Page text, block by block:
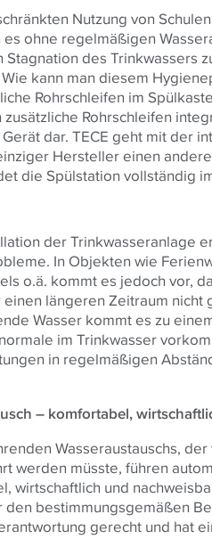
Nutzung von
ohne regelmäßigen
des Trinkwassers
kann man diesem
Rohrschleifen im
Rohrschleifen
dar. TECE geht mit der
Hersteller einen
die Spülstation vollständig
der Trinkwasseranlage
In Objekten wie
o.ä. kommt es jedoch vor,
längeren Zeitraum nicht
Wasser kommt es zu
im Trinkwasser
in regelmäßigen
– komfortabel,
Wasseraustauschs,
werden müsste, führen
wirtschaftlich und
bestimmungsgemäßen
gerecht und hat